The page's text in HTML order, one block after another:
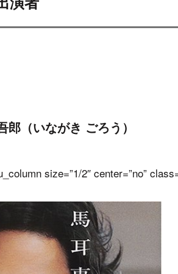
郎（いながき ごろう）
size=”1/2″ center=”no”